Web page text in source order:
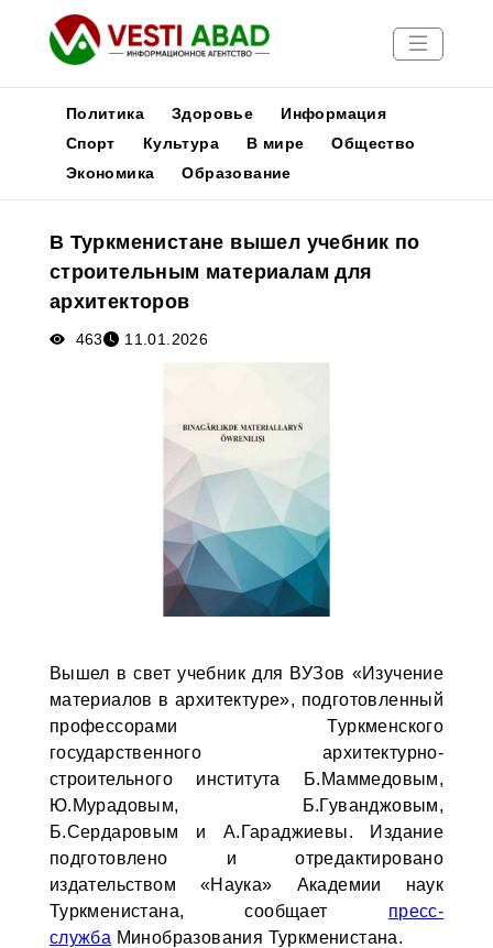
Новости
Медиа
Афиша
Политика Здоровье
Информация
Спорт
Культура В мире
Общество
Экономика
Образование
В Туркменистане вышел учебник по
строительным материалам для
архитекторов
463 11.01.2026
Вышел в свет учебник для ВУЗов «Изучение
материалов в архитектуре», подготовленный
профессорами Туркменского
государственного архитектурно-
строительного института Б.Маммедовым,
Ю.Мурадовым, Б.Гуванджовым,
Б.Сердаровым и А.Гараджиевы. Издание
подготовлено и отредактировано
издательством «Наука» Академии наук
Туркменистана, сообщает пресс-
служба Минобразования Туркменистана.